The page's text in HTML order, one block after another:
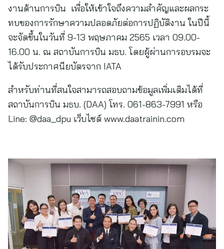
งานด้านการบิน เพื่อให้เข้าใจถึงความสำคัญและผลกระ
ทบของการรักษาความปลอดภัยต่อการปฏิบัติงาน ในปีนี้
จะจัดขึ้นในวันที่ 9-13 พฤษภาคม 2565 เวลา 09.00-
16.00 น. ณ สถาบันการบิน มธบ. โดยผู้ผ่านการอบรมจะ
ได้รับประกาศนียบัตรจาก IATA
สำหรับท่านที่สนใจสามารถสอบถามข้อมูลเพิ่มเติมได้ที่
สถาบันการบิน มธบ. (DAA) โทร. 061-863-7991 หรือ
Line: @daa_dpu เว็บไซต์ www.daatrainin.com